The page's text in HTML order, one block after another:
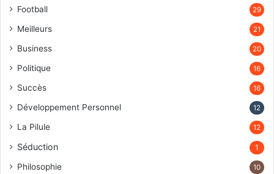
Football 29
Meilleurs 21
Business 20
Politique 16
Succès 16
Développement Personnel 12
La Pilule 12
Séduction 1
Philosophie 10